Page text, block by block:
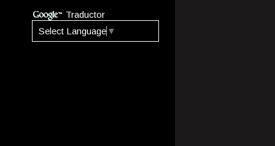
Traductor
Select Language ▼